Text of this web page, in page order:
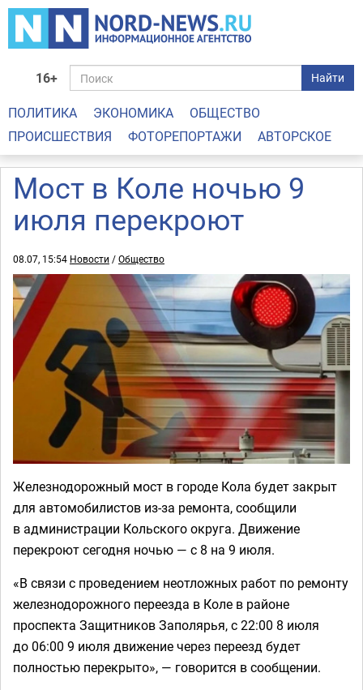
16+ Найти
ПОЛИТИКА ЭКОНОМИКА
ОБЩЕСТВО
ПРОИСШЕСТВИЯ
ФОТОРЕПОРТАЖИ АВТОРСКОЕ
Мост в Коле ночью 9
июля перекроют
08.07, 15:54 Новости /Общество
Железнодорожный мост в городе Кола будет закрыт
для автомобилистов из-за ремонта, сообщили
в администрации Кольского округа. Движение
перекроют сегодня ночью — с 8 на 9 июля.
«В связи с проведением неотложных работ по ремонту
железнодорожного переезда в Коле в районе
проспекта Защитников Заполярья, с 22:00 8 июля
до 06:00 9 июля движение через переезд будет
полностью перекрыто», — говорится в сообщении.